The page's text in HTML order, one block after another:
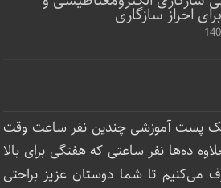
احراز سازگاری
یک پست آموزشی چندین نفر ساعت‌ وقت
ده‌ها نفر ساعتی که هفتگی برای بالا
تا شما دوستان عزیز براحتی